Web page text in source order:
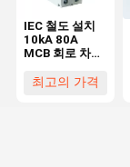
IEC 철도 설치
10kA 80A
MCB 회로 차단
최고의 가격